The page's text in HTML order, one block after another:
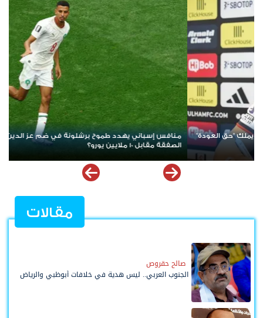
برشلونة في ضم عز الدين أوناحي هل تتم
عبد الكريم
مقالات
صالح حقروص
الجنوب العربي.. ليس هدية في خلافات أبوظبي والرياض